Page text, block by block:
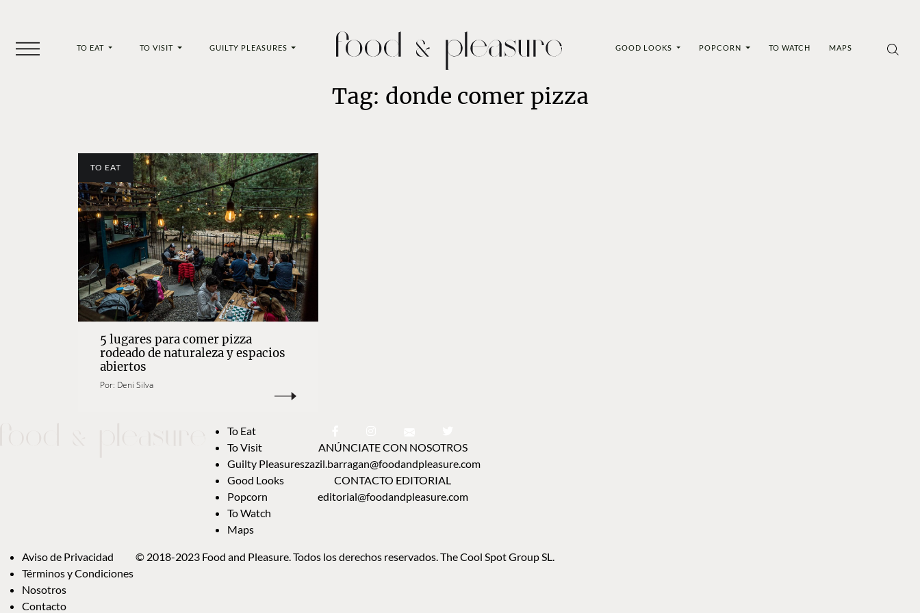
TO EAT TO VISIT GUILTY PLEASURES GOOD LOOKS POPCORN TO WATCH MAPS
Tag: donde comer pizza
TO EAT
5 lugares para comer pizza
rodeado de naturaleza y espacios
abiertos
Por: Deni Silva
To Eat
To Visit
Guilty Pleasures
Good Looks
Popcorn
To Watch
Maps
ANÚNCIATE CON NOSOTROS
zazil.barragan@foodandpleasure.com
CONTACTO EDITORIAL
editorial@foodandpleasure.com
Aviso de Privacidad
Términos y Condiciones
Nosotros
Contacto
© 2018-2023 Food and Pleasure. Todos los derechos reservados. The Cool Spot Group SL.